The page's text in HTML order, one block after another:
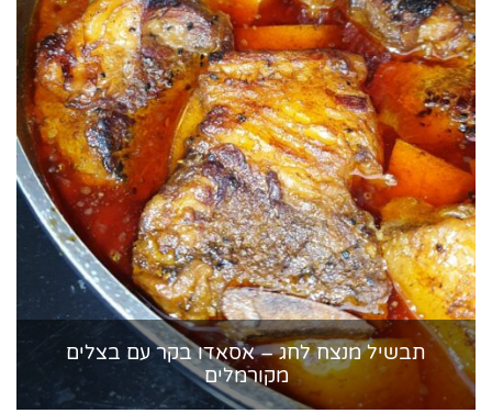
תבשיל מנצח לחג – אסאדו בקר עם בצלים
מקורמלים